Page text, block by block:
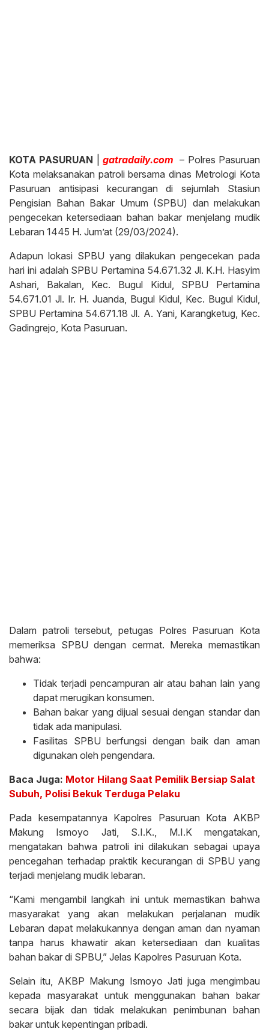
KOTA PASURUAN gatradaily.com – Polres Pasuruan
Kota melaksanakan patroli bersama dinas Metrologi Kota
Pasuruan antisipasi kecurangan di sejumlah Stasiun
Pengisian Bahan Bakar Umum (SPBU) dan melakukan
pengecekan ketersediaan bahan bakar menjelang mudik
Lebaran 1445 H. Jum’at (29/03/2024).
Adapun lokasi SPBU yang dilakukan pengecekan pada
hari ini adalah SPBU Pertamina 54.671.32 Jl. K.H. Hasyim
Ashari, Bakalan, Kec. Bugul Kidul, SPBU Pertamina
54.671.01 Jl. Ir. H. Juanda, Bugul Kidul, Kec. Bugul Kidul,
SPBU Pertamina 54.671.18 Jl. A. Yani, Karangketug, Kec.
Gadingrejo, Kota Pasuruan.
Dalam patroli tersebut, petugas Polres Pasuruan Kota
memeriksa SPBU dengan cermat. Mereka memastikan
bahwa:
Tidak terjadi pencampuran air atau bahan lain yang
dapat merugikan konsumen.
Bahan bakar yang dijual sesuai dengan standar dan
tidak ada manipulasi.
Fasilitas SPBU berfungsi dengan baik dan aman
digunakan oleh pengendara.
Baca Juga: Motor Hilang Saat Pemilik Bersiap Salat
Subuh, Polisi Bekuk Terduga Pelaku
Pada kesempatannya Kapolres Pasuruan Kota AKBP
Makung Ismoyo Jati, S.I.K., M.I.K mengatakan,
mengatakan bahwa patroli ini dilakukan sebagai upaya
pencegahan terhadap praktik kecurangan di SPBU yang
terjadi menjelang mudik lebaran.
“Kami mengambil langkah ini untuk memastikan bahwa
masyarakat yang akan melakukan perjalanan mudik
Lebaran dapat melakukannya dengan aman dan nyaman
tanpa harus khawatir akan ketersediaan dan kualitas
bahan bakar di SPBU,” Jelas Kapolres Pasuruan Kota.
Selain itu, AKBP Makung Ismoyo Jati juga mengimbau
kepada masyarakat untuk menggunakan bahan bakar
secara bijak dan tidak melakukan penimbunan bahan
bakar untuk kepentingan pribadi.